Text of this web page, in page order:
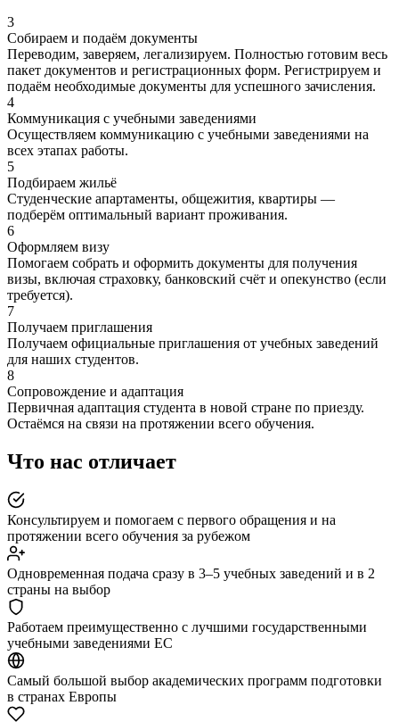
3
Собираем и подаём документы
Переводим, заверяем, легализируем. Полностью готовим весь
пакет документов и регистрационных форм. Регистрируем и
подаём необходимые документы для успешного зачисления.
4
Коммуникация с учебными заведениями
Осуществляем коммуникацию с учебными заведениями на
всех этапах работы.
5
Подбираем жильё
Студенческие апартаменты, общежития, квартиры —
подберём оптимальный вариант проживания.
6
Оформляем визу
Помогаем собрать и оформить документы для получения
визы, включая страховку, банковский счёт и опекунство (если
требуется).
7
Получаем приглашения
Получаем официальные приглашения от учебных заведений
для наших студентов.
8
Сопровождение и адаптация
Первичная адаптация студента в новой стране по приезду.
Остаёмся на связи на протяжении всего обучения.
Что нас отличает
Консультируем и помогаем с первого обращения и на
протяжении всего обучения за рубежом
Одновременная подача сразу в 3–5 учебных заведений и в 2
страны на выбор
Работаем преимущественно с лучшими государственными
учебными заведениями ЕС
Самый большой выбор академических программ подготовки
в странах Европы